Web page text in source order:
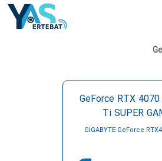
کارت گرافیک گیگابایت GeForce RTX 4070
Ti SUPER
GIGABYTE GeForce